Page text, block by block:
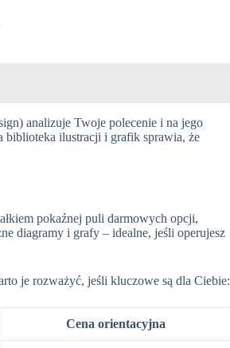
analizuje Twoje polecenie i na jego
biblioteka ilustracji i grafik sprawia, że
pokaźnej puli darmowych opcji,
diagramy i grafy – idealne, jeśli operujesz
je rozważyć, jeśli kluczowe są dla Ciebie:
Cena orientacyjna